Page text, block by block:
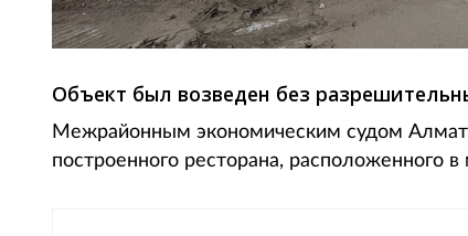
Объект был возведен без
Межрайонным экономическим судом
построенного ресторана, расположенного